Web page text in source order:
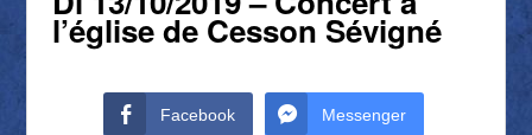
l’église de Cesson Sévigné
Facebook Messenger